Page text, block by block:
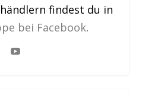
findest du in
bei Facebook.